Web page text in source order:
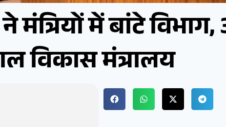
में बांटे विभाग,
विकास मंत्रालय